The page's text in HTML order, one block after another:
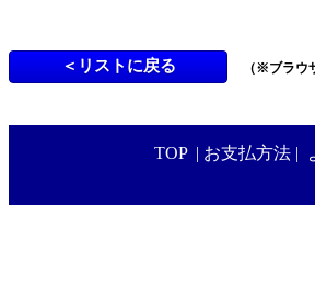
（※ブラウ
TOP | お支払方法 |